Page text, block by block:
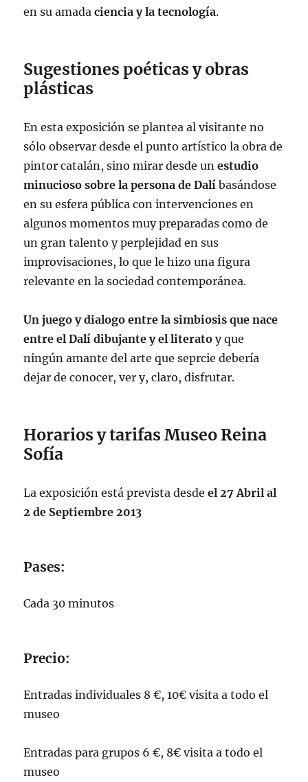
en su amada ciencia y la tecnología.
Sugestiones poéticas y obras
plásticas
En esta exposición se plantea al visitante no
sólo observar desde el punto artístico la obra de
pintor catalán, sino mirar desde unestudio
minucioso sobre la persona de Dalí basándose
en su esfera pública con intervenciones en
algunos momentos muy preparadas como de
un gran talento y perplejidad en sus
improvisaciones, lo que le hizo una figura
relevante en la sociedad contemporánea.
Un juego y dialogo entre la simbiosis que nace
entre el Dalí dibujante y el literatoy que
ningún amante del arte que seprcie debería
dejar de conocer, ver y, claro, disfrutar.
Horarios y tarifas Museo Reina
Sofía
La exposición está prevista desde el 27 Abril al
2 de Septiembre 2013
Pases:
Cada 30 minutos
Precio:
Entradas individuales 8 €, 10€ visita a todo el
museo
Entradas para grupos 6 €, 8€ visita a todo el
museo